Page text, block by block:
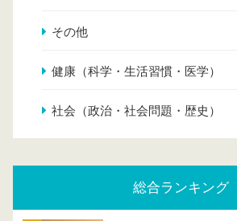
その他
健康（科学・生活習慣・医学）
社会（政治・社会問題・歴史）
総合ランキング